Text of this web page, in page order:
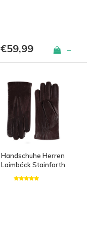
€59,99 +
Handschuhe Herren
Laimböck Stainforth